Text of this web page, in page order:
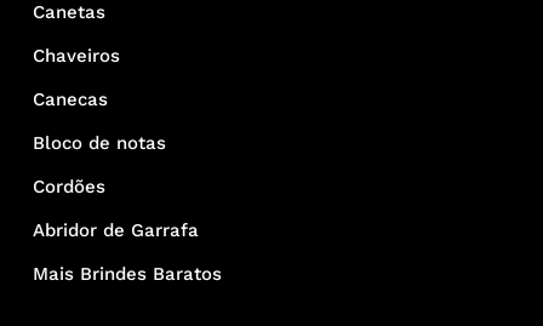
Canetas
Chaveiros
Canecas
Bloco de notas
Cordões
Abridor de Garrafa
Mais Brindes Baratos